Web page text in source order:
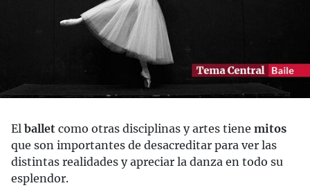
El ballet como otras disciplinas y artes tiene mitos
que son importantes de desacreditar para ver las
distintas realidades y apreciar la danza en todo su
esplendor.